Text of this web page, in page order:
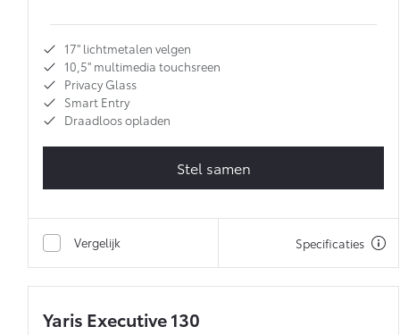
17'' lichtmetalen velgen
10,5'' multimedia touchsreen
Privacy Glass
Smart Entry
Draadloos opladen
Stel samen
Vergelijk Specificaties
Yaris Executive 130